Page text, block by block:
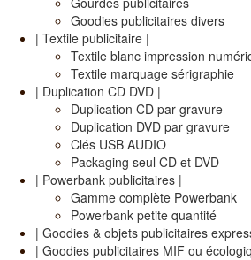
Goodies publicitaires divers
| Textile publicitaire |
Textile blanc impression
Textile marquage sérigraphie
| Duplication CD DVD |
Duplication CD par gravure
Duplication DVD par gravure
Clés USB AUDIO
Packaging seul CD et DVD
| Powerbank publicitaires |
Gamme complète Powerbank
Powerbank petite quantité
| Goodies & objets publicitaires
| Goodies publicitaires MIF ou